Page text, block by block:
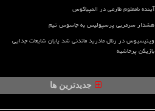
آینده نامعلوم طارمی در المپیاکوس
هشدار سرمربی پرسپولیس به جاسوس تیم
وینیسیوس در رئال مادرید ماندنی شد پایان شایعات جدایی
بازیکن پرحاشیه
جدیدترین ها